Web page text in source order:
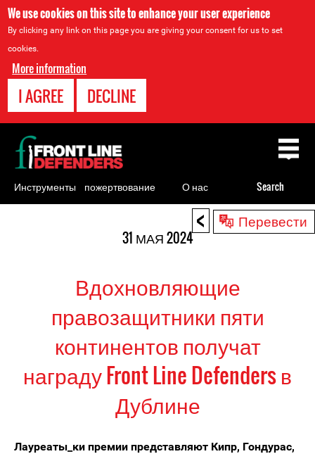
We use cookies on this site to enhance your user experience
By clicking any link on this page you are giving your consent for us to set
cookies.
More information
I AGREE DECLINE
< Перевести
31 МАЯ 2024
Вдохновляющие
правозащитники пяти
континентов получат
награду Front Line Defenders в
Дублине
Лауреаты_ки премии представляют Кипр, Гондурас,
Back
to
top
Инструменты
для
пожертвование О нас Search